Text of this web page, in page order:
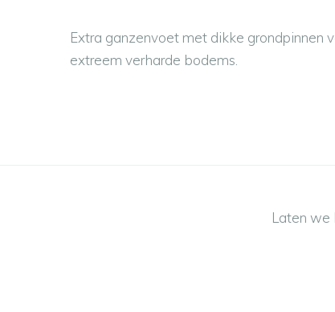
Extra ganzenvoet met dikke grondpinnen
extreem verharde bodems.
Laten we